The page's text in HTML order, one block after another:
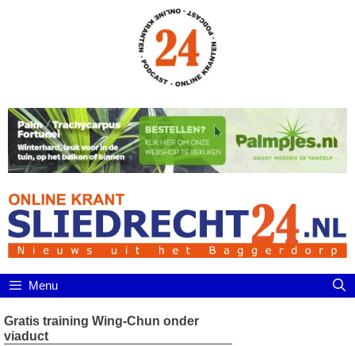
Menu
Gratis training Wing-Chun onder
viaduct